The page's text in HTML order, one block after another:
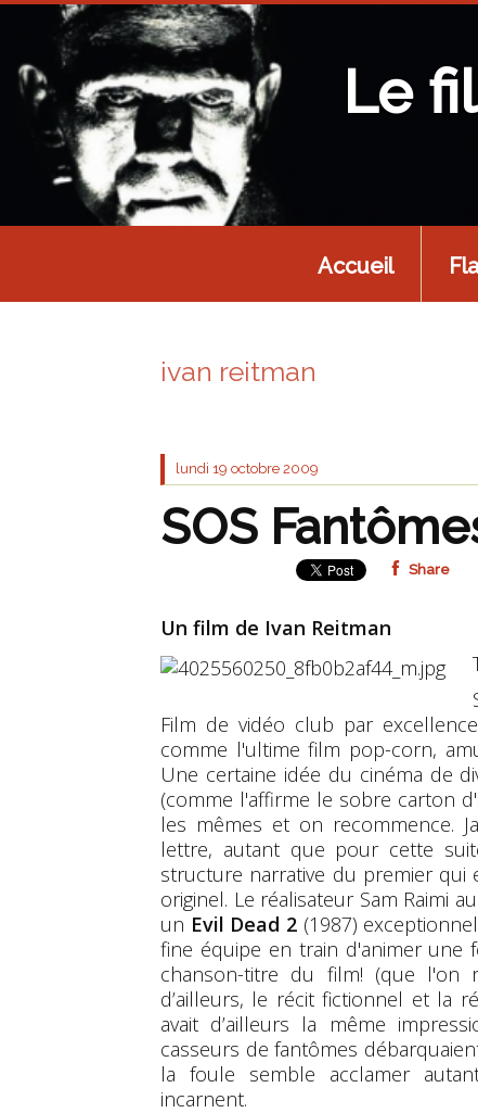
Le
Accueil
ivan reitman
lundi 19 octobre 2009
SOS
Share
Un film de Ivan Reitman
Film de vidéo club par
comme l'ultime film pop-corn,
Une certaine idée du cinéma de
(comme l'affirme le sobre carton
les mêmes et on recommence.
lettre, autant que pour cette
structure narrative du premier
originel. Le réalisateur Sam Raimi
un Evil Dead 2 (1987)
fine équipe en train d'animer une
chanson-titre du film! (que l'on
d’ailleurs, le récit fictionnel et la
avait d’ailleurs la même
casseurs de fantômes
la foule semble acclamer
incarnent.